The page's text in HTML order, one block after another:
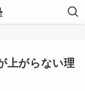
上がらない理